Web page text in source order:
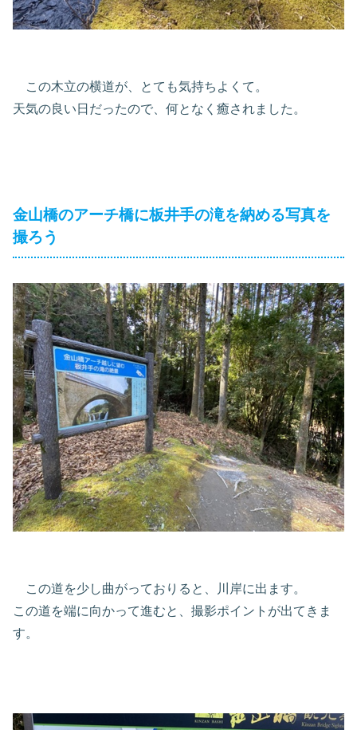
この木立の横道が、とても気持ちよくて。
天気の良い日だったので、何となく癒されました。
金山橋のアーチ橋に板井手の滝を納める写真を
撮ろう
この道を少し曲がっておりると、川岸に出ます。
この道を端に向かって進むと、撮影ポイントが出てきま
す。